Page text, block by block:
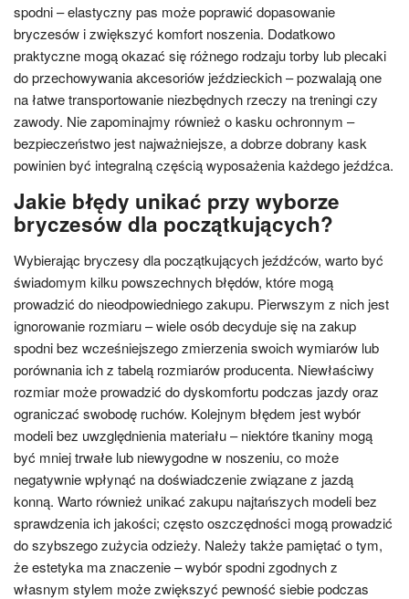
spodni – elastyczny pas może poprawić dopasowanie
bryczesów i zwiększyć komfort noszenia. Dodatkowo
praktyczne mogą okazać się różnego rodzaju torby lub plecaki
do przechowywania akcesoriów jeździeckich – pozwalają one
na łatwe transportowanie niezbędnych rzeczy na treningi czy
zawody. Nie zapominajmy również o kasku ochronnym –
bezpieczeństwo jest najważniejsze, a dobrze dobrany kask
powinien być integralną częścią wyposażenia każdego jeźdźca.
Jakie błędy unikać przy wyborze
bryczesów dla początkujących?
Wybierając bryczesy dla początkujących jeźdźców, warto być
świadomym kilku powszechnych błędów, które mogą
prowadzić do nieodpowiedniego zakupu. Pierwszym z nich jest
ignorowanie rozmiaru – wiele osób decyduje się na zakup
spodni bez wcześniejszego zmierzenia swoich wymiarów lub
porównania ich z tabelą rozmiarów producenta. Niewłaściwy
rozmiar może prowadzić do dyskomfortu podczas jazdy oraz
ograniczać swobodę ruchów. Kolejnym błędem jest wybór
modeli bez uwzględnienia materiału – niektóre tkaniny mogą
być mniej trwałe lub niewygodne w noszeniu, co może
negatywnie wpłynąć na doświadczenie związane z jazdą
konną. Warto również unikać zakupu najtańszych modeli bez
sprawdzenia ich jakości; często oszczędności mogą prowadzić
do szybszego zużycia odzieży. Należy także pamiętać o tym,
że estetyka ma znaczenie – wybór spodni zgodnych z
własnym stylem może zwiększyć pewność siebie podczas